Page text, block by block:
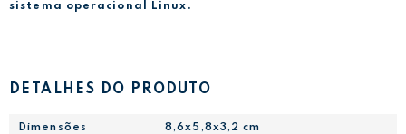
sistema operacional Linux.
DETALHES DO PRODUTO
Dimensões 8,6x5,8x3,2 cm